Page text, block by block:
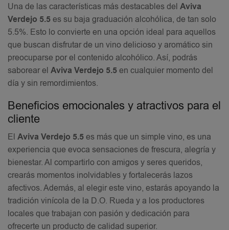
Una de las características más destacables del Aviva
Verdejo 5.5es su baja graduación alcohólica, de tan solo
5.5%. Esto lo convierte en una opción ideal para aquellos
que buscan disfrutar de un vino delicioso y aromático sin
preocuparse por el contenido alcohólico. Así, podrás
saborear el Aviva Verdejo 5.5en cualquier momento del
día y sin remordimientos.
Beneficios emocionales y atractivos para el
cliente
El Aviva Verdejo 5.5es más que un simple vino, es una
experiencia que evoca sensaciones de frescura, alegría y
bienestar. Al compartirlo con amigos y seres queridos,
crearás momentos inolvidables y fortalecerás lazos
afectivos. Además, al elegir este vino, estarás apoyando la
tradición vinícola de la D.O. Rueda y a los productores
locales que trabajan con pasión y dedicación para
ofrecerte un producto de calidad superior.